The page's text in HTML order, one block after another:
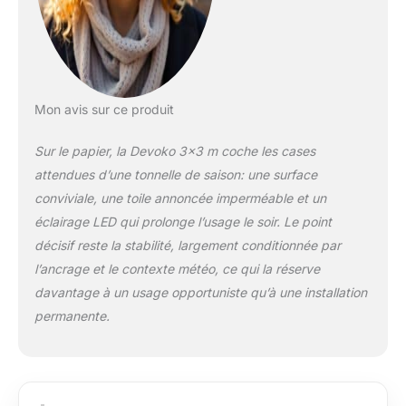
pluvieux. 【Tonnelle
avec lampes
Sélectionnable LED】
plein air.Egalement
avec 2 projecteur
central et 4 perles de
lampe sur 10 tubes
supérieurs. La
télécommande
comprend un
interrupteur à deux
Mon avis sur ce produit
Sur le papier, la Devoko 3×3 m coche les cases
attendues d’une tonnelle de saison: une surface
conviviale, une toile annoncée imperméable et un
éclairage LED qui prolonge l’usage le soir. Le point
décisif reste la stabilité, largement conditionnée par
l’ancrage et le contexte météo, ce qui la réserve
davantage à un usage opportuniste qu’à une installation
permanente.